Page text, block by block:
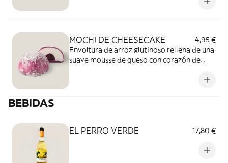
MOCHI DE CHEESECAKE
4,95 €
Envoltura de arroz glutinoso rellena de una
suave mousse de queso con corazón de
BEBIDAS
EL PERRO VERDE 17,80 €